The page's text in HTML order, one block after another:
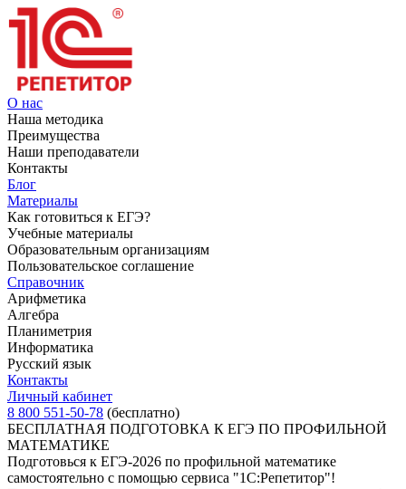
О нас
Наша методика
Преимущества
Наши преподаватели
Контакты
Блог
Материалы
Как готовиться к ЕГЭ?
Учебные материалы
Образовательным организациям
Пользовательское соглашение
Справочник
Арифметика
Алгебра
Планиметрия
Информатика
Русский язык
Контакты
Личный кабинет
8 800 551-50-78 (бесплатно)
БЕСПЛАТНАЯ ПОДГОТОВКА К ЕГЭ ПО ПРОФИЛЬНОЙ
МАТЕМАТИКЕ
Подготовься к ЕГЭ-2026 по профильной математике
самостоятельно с помощью сервиса "1С:Репетитор"!